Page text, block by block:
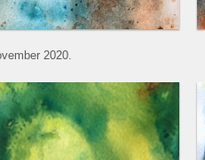
2020.